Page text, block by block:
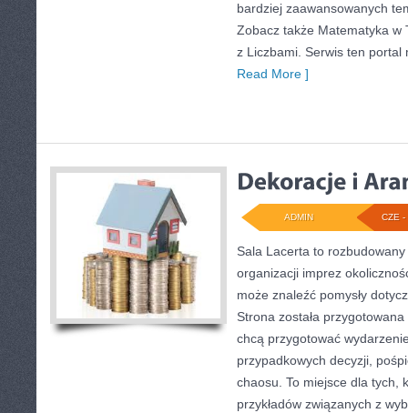
bardziej zaawansowanych
Zobacz także Matematyka w
z Liczbami. Serwis ten portal
Read More ]
CZE -
ADMIN
Sala Lacerta to
organizacji imprez
może znaleźć pomysły
Strona została
chcą przygotować
przypadkowych decyzji,
chaosu. To miejsce dla tych,
przykładów związanych z